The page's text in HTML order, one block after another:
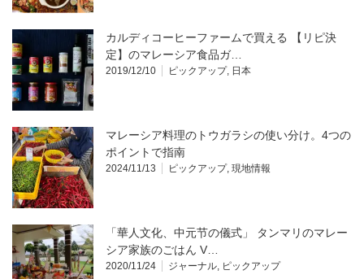
カルディコーヒーファームで買える 【リピ決
定】のマレーシア食品ガ…
2019/12/10 ピックアップ, 日本
マレーシア料理のトウガラシの使い分け。4つの
ポイントで指南
2024/11/13 ピックアップ, 現地情報
「華人文化、中元节の儀式」 タンマリのマレー
シア家族のごはん V…
2020/11/24 ジャーナル ピックアップ